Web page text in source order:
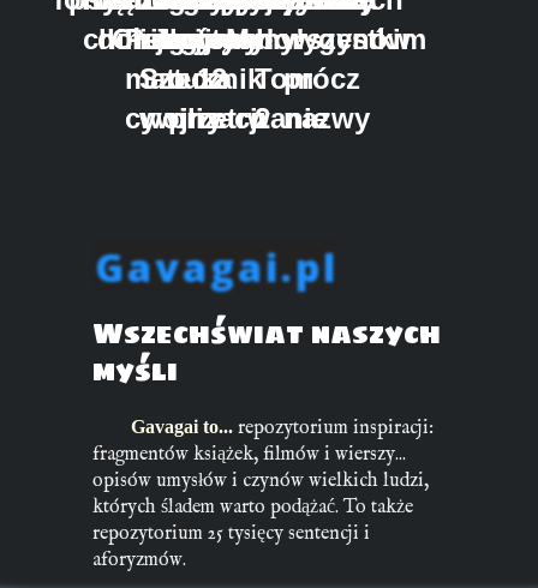
chińska
doradców
Chin
Pulsujący
matecznik
cywilizacji
i jego
Sztuka
wojny
wojny
gry
o
przetrwanie
tom
1
tom
2
My!
aborygenów
my!
Tom
2
wszystkim
prócz
nazwy
Gavagai.pl
Wszechświat naszych
myśli
Gavagai to...repozytorium inspiracji:
fragmentów książek, filmów i wierszy...
opisów umysłów i czynów wielkich ludzi,
których śladem warto podążać. To także
repozytorium 25 tysięcy sentencji i
aforyzmów.